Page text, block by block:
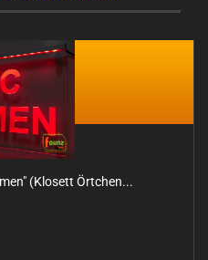
(Klo­sett Ört­chen...